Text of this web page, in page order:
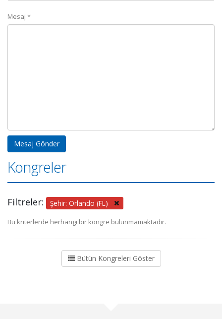
Mesaj *
Kongreler
Filtreler: Şehir: Orlando (FL)
Bu kriterlerde herhangi bir kongre bulunmamaktadır.
Bütün Kongreleri Göster